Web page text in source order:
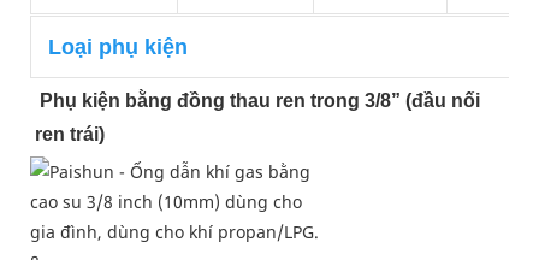
Loại phụ kiện
Phụ kiện bằng đồng thau ren trong 3/8” (đầu nối
ren trái)